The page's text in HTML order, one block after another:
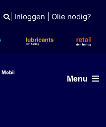
| Inloggen Olie nodig?
Menu